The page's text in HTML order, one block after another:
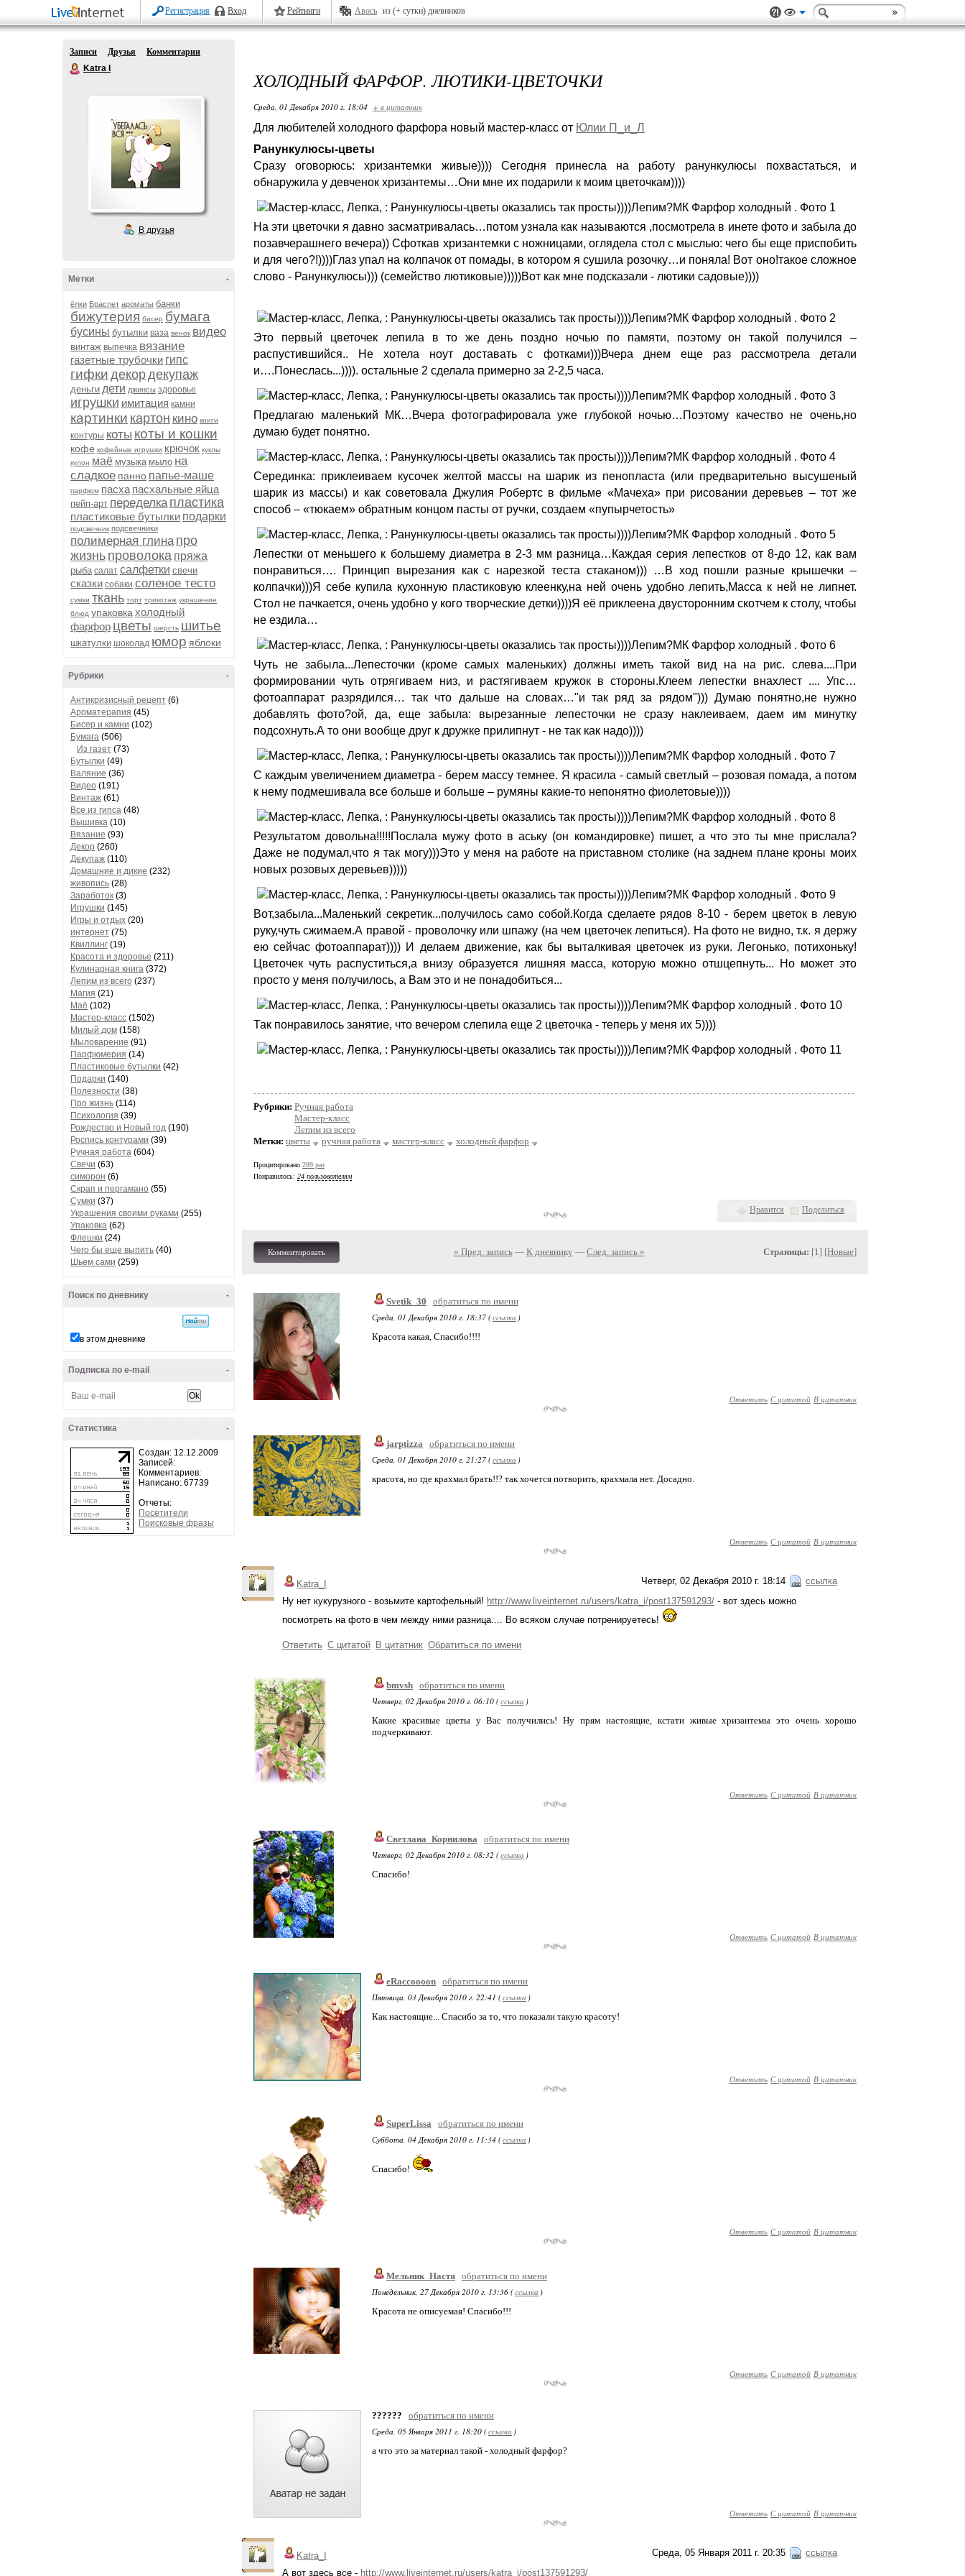
Регистрация Вход Рейтинги Авось из (+ сутки) дневников
Записи Друзья
Комментарии
Katra I
В друзья
-
Метки
ёлки Браслет ароматы банки
бижутерия бисер бумага
бусины бутылки ваза венок видео
винтаж выпечка вязание
газетные трубочки гипс
гифки декордекупаж
деньги дети джинсы здоровье
игрушки имитация камни
картинки картон кино книги
контуры коты коты и кошки
кофе кофейные игрушки крючок куклы
кулон маё музыка мыло на
сладкое панно папье-маше
парфюм пасха пасхальные яйца
пейп-арт переделка пластика
пластиковые бутылки подарки
подсвечник подсвечники
полимерная глина про
жизнь проволока пряжа
рыба салат салфетки свечи
сказки собаки соленое тесто
сумки ткань торт трикотаж украшение
блюд упаковка холодный
фарфор цветы шерсть шитье
шкатулки шоколад юмор яблоки
-
Рубрики
Антикризисный рецепт (6)
Ароматерапия (45)
Бисер и камни (102)
Бумага (506)
Из газет (73)
Бутылки (49)
Валяние (36)
Видео (191)
Винтаж (61)
Все из гипса (48)
Вышивка (10)
Вязание (93)
Декор (260)
Декупаж (110)
Домашние и дикие (232)
живопись (28)
Заработок (3)
Игрушки (145)
Игры и отдых (20)
интернет (75)
Квиллинг (19)
Красота и здоровье (211)
Кулинарная книга (372)
Лепим из всего (237)
Магия (21)
Маё (102)
Мастер-класс (1502)
Милый дом (158)
Мыловарение (91)
Парфюмерия (14)
Пластиковые бутылки (42)
Подарки (140)
Полезности (38)
Про жизнь (114)
Психология (39)
Рождество и Новый год (190)
Роспись контурами (39)
Ручная работа (604)
Свечи (63)
симорон (6)
Скрап и пергамано (55)
Сумки (37)
Украшения своими руками (255)
Упаковка (62)
Флешки (24)
Чего бы еще выпить (40)
Шьем сами (259)
-
Поиск по дневнику
в этом дневнике
-
Подписка по e-mail
-
Статистика
Создан: 12.12.2009
Записей:
Комментариев:
Написано: 67739
Отчеты:
Посетители
Поисковые фразы
ХОЛОДНЫЙ ФАРФОР. ЛЮТИКИ-ЦВЕТОЧКИ
Среда, 01 Декабря 2010 г. 18:04 + в цитатник
Для любителей холодного фарфора новый мастер-класс от Юлии П_и_Л
Ранункулюсы-цветы
Сразу оговорюсь: хризантемки живые)))) Сегодня принесла на работу ранункулюсы похвастаться, и
обнаружила у девченок хризантемы…Они мне их подарили к моим цветочкам))))
На эти цветочки я давно засматривалась…потом узнала как называются ,посмотрела в инете фото и забыла до
позавчерашнего вечера)) Сфоткав хризантемки с ножницами, оглядела стол с мыслью: чего бы еще приспобить
и для чего?!))))Глаз упал на колпачок от помады, в котором я сушила розочку…и поняла! Вот оно!такое сложное
слово - Ранункулюсы))) (семейство лютиковые)))))Вот как мне подсказали - лютики садовые))))
Это первый цветочек лепила в то же день поздно ночью по памяти, поэтому он такой получился –
распустившийся.. Не хотела ноут доставать с фотками)))Вчера днем еще раз рассмотрела детали
и….Понеслась...)))). остальные 2 сделала примерно за 2-2,5 часа.
Предлагаю маленький МК…Вчера фотографировала уже глубокой ночью…Поэтому качество не очень,но
думаю будет понятно.
Серединка: приклеиваем кусочек желтой массы на шарик из пенопласта (или предварительно высушеный
шарик из массы) и как советовала Джулия Робертс в фильме «Мачеха» при рисовании деревьев – тот же
способ – «тюкаем» обратным концом пасты от ручки, создаем «пупырчетость»
Лепестки от меньшего к большему диаметра в 2-3 мм разница…Каждая серия лепестков от 8-до 12, как вам
понравиться…. Принцип вырезания как с нарезкой теста стаканом))) …В ход пошли разные крышечки –
колпачки)))Я себе купила кухонную пластиковую клеенку,на ней очень удобно лепить,Масса к ней не липнет.
Стол не пачкается, очень удобно у кого творческие детки))))Я её приклеена двусторонним скотчем к столу, чтобы
не ездила…
Чуть не забыла...Лепесточки (кроме самых маленьких) должны иметь такой вид на на рис. слева....При
формировании чуть отрягиваем низ, и растягиваем кружок в стороны.Клеем лепестки внахлест .... Упс…
фотоаппарат разрядился… так что дальше на словах…"и так ряд за рядом"))) Думаю понятно,не нужно
добавлять фото?ой, да, еще забыла: вырезанные лепесточки не сразу наклеиваем, даем им минутку
подсохнуть.А то они вообще друг к дружке прилипнут - не так как надо))))
С каждым увеличением диаметра - берем массу темнее. Я красила - самый светлый – розовая помада, а потом
к нему подмешивала все больше и больше – румяны какие-то непонятно фиолетовые))))
Результатом довольна!!!!!Послала мужу фото в аську (он командировке) пишет, а что это ты мне прислала?
Даже не подумал,что я так могу)))Это у меня на работе на приставном столике (на заднем плане кроны моих
новых розовых деревьев)))))
Вот,забыла...Маленький секретик...получилось само собой.Когда сделаете рядов 8-10 - берем цветок в левую
руку,чуть сжимаем.А правой - проволочку или шпажу (на чем цветочек лепиться). На фото не видно, т.к. я держу
ею сейчас фотоаппарат)))) И делаем движение, как бы выталкивая цветочек из руки. Легонько, потихоньку!
Цветочек чуть распуститься,а внизу образуется лишняя масса, которую можно отшцепнуть... Но может это
просто у меня получилось, а Вам это и не понадобиться...
Так понравилось занятие, что вечером слепила еще 2 цветочка - теперь у меня их 5))))
Рубрики: Ручная работа
Мастер-класс
Лепим из всего
Метки: цветы ручная работа мастер-класс холодный фарфор
Процитировано 289 раз
Понравилось: 24 пользователям
Нравится Поделиться
Комментировать « Пред. запись— К дневнику — След. запись » Страницы: [1] [Новые]
Svetik_30
обратиться по имени
Среда, 01 Декабря 2010 г. 18:37 (ссылка )
Красота какая, Спасибо!!!!
Ответить С цитатой В цитатник
jarptizza
обратиться по имени
Среда, 01 Декабря 2010 г. 21:27 (ссылка )
красота, но где крахмал брать!!? так хочется потворить, крахмала нет. Досадно.
Ответить С цитатой В цитатник
Четверг, 02 Декабря 2010 г. 18:14 ссылка
Katra_I
Ну нет кукурузного - возьмите картофельный! http://www.liveinternet.ru/users/katra_i/post137591293/ - вот здесь можно
посмотреть на фото в чем между ними разница.... Во всяком случае потренируетесь!
Ответить С цитатой В цитатник Обратиться по имени
bmvsh обратиться по имени
Четверг, 02 Декабря 2010 г. 06:10 (ссылка )
Какие красивые цветы у Вас получились! Ну прям настоящие, кстати живые хризантемы это очень хорошо
подчеркивают.
Ответить С цитатой В цитатник
Светлана_Корнилова
обратиться по имени
Четверг, 02 Декабря 2010 г. 08:32 (ссылка )
Спасибо!
Ответить С цитатой В цитатник
eRaccoooon обратиться по имени
Пятница, 03 Декабря 2010 г. 22:41 (ссылка )
Как настоящие... Спасибо за то, что показали такую красоту!
Ответить С цитатой В цитатник
SuperLissa
обратиться по имени
Суббота, 04 Декабря 2010 г. 11:34 (ссылка )
Спасибо!
Ответить С цитатой В цитатник
Мельник_Настя обратиться по имени
Понедельник, 27 Декабря 2010 г. 13:36 (ссылка )
Красота не описуемая! Спасибо!!!
Ответить С цитатой В цитатник
??????
обратиться по имени
Среда, 05 Января 2011 г. 18:20 (ссылка )
а что это за материал такой - холодный фарфор?
Ответить С цитатой В цитатник
Среда, 05 Января 2011 г. 20:35 ссылка
Katra_I
А вот здесь все - http://www.liveinternet.ru/users/katra_i/post137591293/